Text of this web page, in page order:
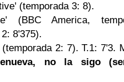
(temporada 3: 8).
(BBC America,
8'375).
2: 7). T.1: 7'3.
no la sigo